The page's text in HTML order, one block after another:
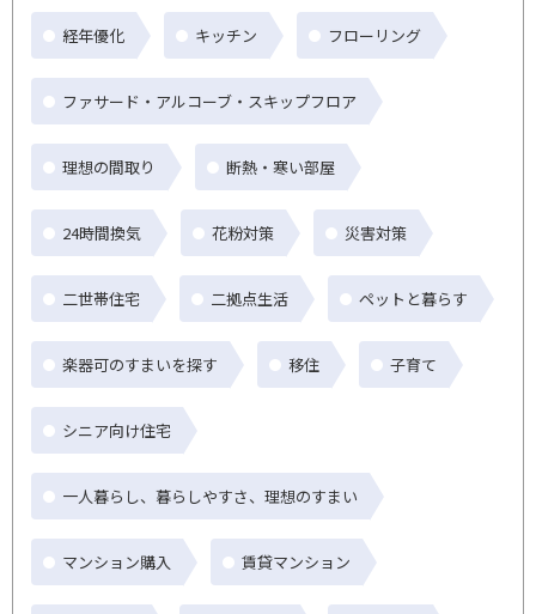
経年優化 キッチン フローリング
ファサード・アルコーブ・スキップフロア
理想の間取り 断熱・寒い部屋
24時間換気 花粉対策 災害対策
二世帯住宅 二拠点生活 ペットと暮らす
楽器可のすまいを探す 移住 子育て
シニア向け住宅
一人暮らし、暮らしやすさ、理想のすまい
マンション購入 賃貸マンション